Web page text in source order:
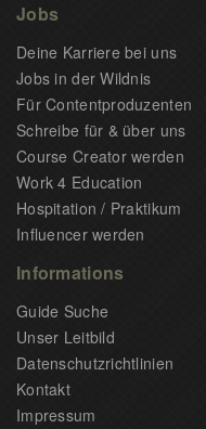
Jobs
Deine Karriere bei uns
Jobs in der Wildnis
Für Contentproduzenten
Schreibe für & über uns
Course Creator werden
Work 4 Education
Hospitation / Praktikum
Influencer werden
Informations
Guide Suche
Unser Leitbild
Datenschutzrichtlinien
Kontakt
Impressum